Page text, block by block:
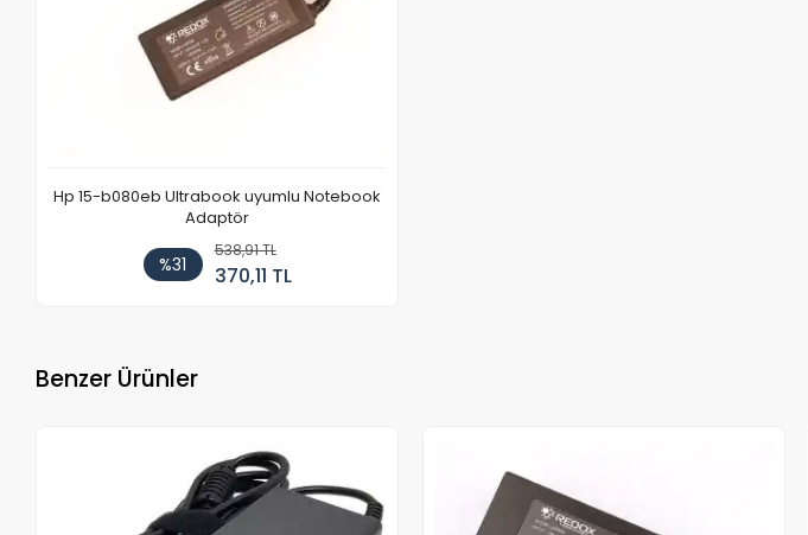
Hp 15-b080eb Ultrabook uyumlu Notebook
Adaptör
%31
538,91 TL
370,11 TL
Benzer Ürünler